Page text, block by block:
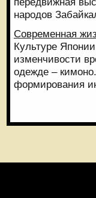
народов
Современная
Культуре
изменчивости
одежде –
формирования